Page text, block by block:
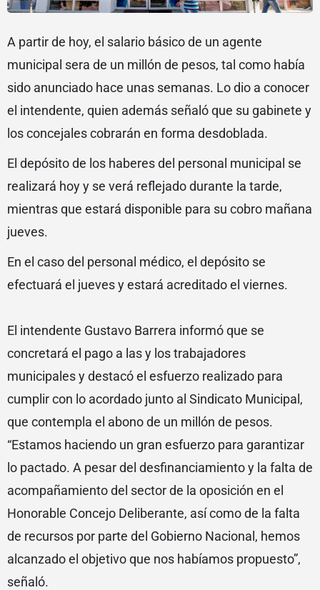
A partir de hoy, el salario básico de un agente
municipal sera de un millón de pesos, tal como había
sido anunciado hace unas semanas. Lo dio a conocer
el intendente, quien además señaló que su gabinete y
los concejales cobrarán en forma desdoblada.
El depósito de los haberes del personal municipal se
realizará hoy y se verá reflejado durante la tarde,
mientras que estará disponible para su cobro mañana
jueves.
En el caso del personal médico, el depósito se
efectuará el jueves y estará acreditado el viernes.
El intendente Gustavo Barrera informó que se
concretará el pago a las y los trabajadores
municipales y destacó el esfuerzo realizado para
cumplir con lo acordado junto al Sindicato Municipal,
que contempla el abono de un millón de pesos.
“Estamos haciendo un gran esfuerzo para garantizar
lo pactado. A pesar del desfinanciamiento y la falta de
acompañamiento del sector de la oposición en el
Honorable Concejo Deliberante, así como de la falta
de recursos por parte del Gobierno Nacional, hemos
alcanzado el objetivo que nos habíamos propuesto”,
señaló.